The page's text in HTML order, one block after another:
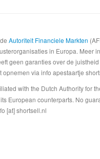
Autoriteit Financiele Markten
in Europa.
geen garanties over de
via info apestaartje
with the Dutch Authority for
European counterparts. No
[at] shortsell.nl